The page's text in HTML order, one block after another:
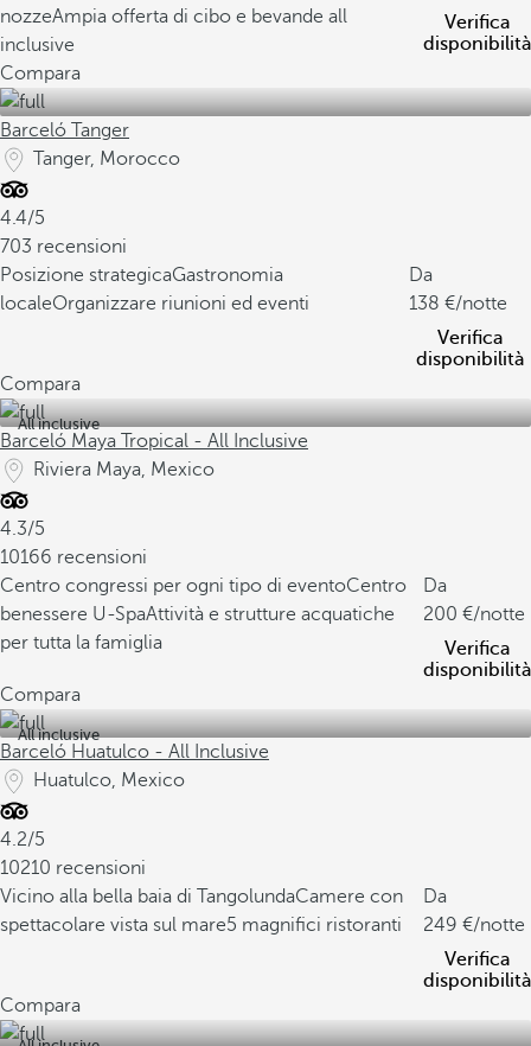
nozzeAmpia offerta di cibo e bevande all
inclusive
Verifica
disponibilità
Compara
Barceló Tanger
Tanger, Morocco
4.4/5
703 recensioni
Posizione strategicaGastronomia
localeOrganizzare riunioni ed eventi
Da
138
/notte
Verifica
disponibilità
Compara
All inclusive
Barceló Maya Tropical - All Inclusive
Riviera Maya, Mexico
4.3/5
10166 recensioni
Centro congressi per ogni tipo di eventoCentro
benessere U-SpaAttività e strutture acquatiche
per tutta la famiglia
Da
200
/notte
Verifica
disponibilità
Compara
All inclusive
Barceló Huatulco - All Inclusive
Huatulco, Mexico
4.2/5
10210 recensioni
Vicino alla bella baia di TangolundaCamere con
spettacolare vista sul mare5 magnifici ristoranti
Da
249
/notte
Verifica
disponibilità
Compara